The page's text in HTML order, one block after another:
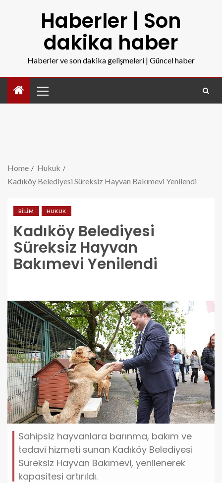
Haberler | Son
dakika haber
Haberler ve son dakika gelişmeleri | Güncel haber
Home
Hukuk
Kadıköy Belediyesi Süreksiz Hayvan Bakımevi Yenilendi
BILIM HUKUK
Kadıköy Belediyesi
Süreksiz Hayvan
Bakımevi Yenilendi
Sahipsiz hayvanlara barınma, bakım ve
tedavi hizmeti sunan Kadıköy Belediyesi
Süreksiz Hayvan Bakımevi, yenilenerek
kapasitesi artırıldı.